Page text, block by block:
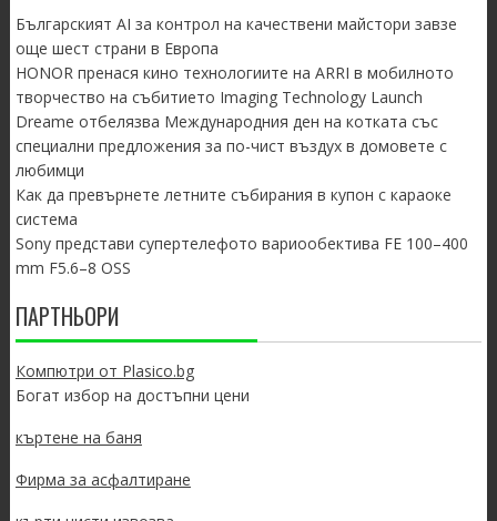
Българският AI за контрол на качествени майстори завзе
още шест страни в Европа
HONOR пренася кино технологиите на ARRI в мобилното
творчество на събитието Imaging Technology Launch
Dreame отбелязва Международния ден на котката със
специални предложения за по-чист въздух в домовете с
любимци
Как да превърнете летните събирания в купон с караоке
система
Sony представи супертелефото вариообектива FE 100–400
mm F5.6–8 OSS
ПАРТНЬОРИ
Компютри от Plasico.bg
Богат избор на достъпни цени
къртене на баня
Фирма за асфалтиране